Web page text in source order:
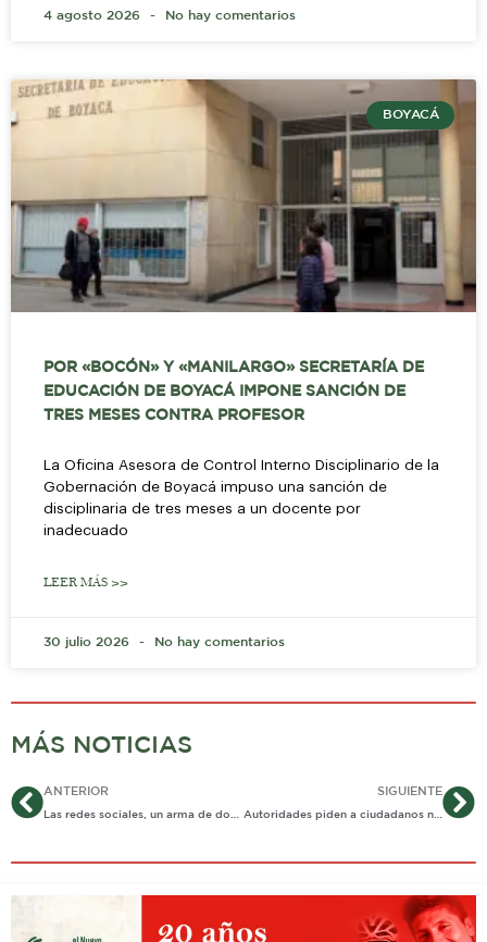
4 agosto 2026 No hay comentarios
BOYACÁ
POR «BOCÓN» Y «MANILARGO» SECRETARÍA DE
EDUCACIÓN DE BOYACÁ IMPONE SANCIÓN DE
TRES MESES CONTRA PROFESOR
La Oficina Asesora de Control Interno Disciplinario de la
Gobernación de Boyacá impuso una sanción de
disciplinaria de tres meses a un docente por
inadecuado
LEER MÁS >>
30 julio 2026 No hay comentarios
MÁS NOTICIAS
AntANTERIOR SIGUIENTE
Autoridades piden a ciudadanos no ceder a la extorsión